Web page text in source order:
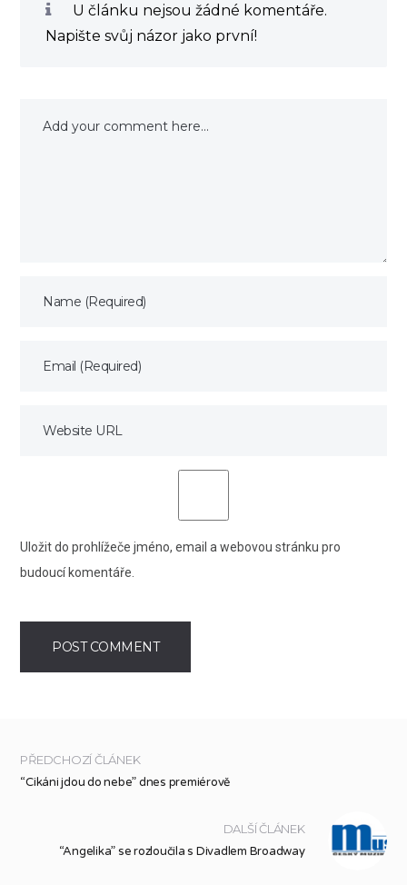
U článku nejsou žádné komentáře.
Napište svůj názor jako první!
Uložit do prohlížeče jméno, email a webovou stránku pro
budoucí komentáře.
PŘEDCHOZÍ ČLÁNEK
“Cikáni jdou do nebe” dnes premiérově
DALŠÍ ČLÁNEK
“Angelika” se rozloučila s Divadlem Broadway